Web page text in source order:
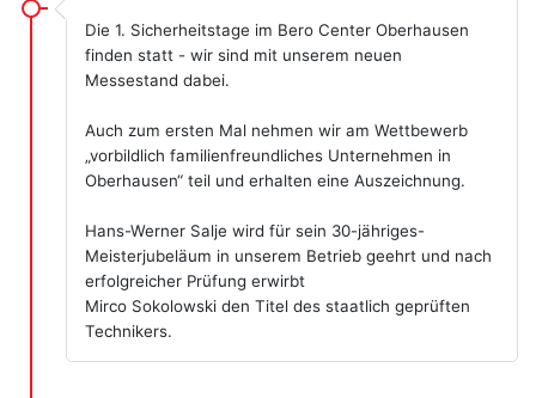
Die 1. Sicherheitstage im Bero Center Oberhausen
finden statt - wir sind mit unserem neuen
Messestand dabei.
Auch zum ersten Mal nehmen wir am Wettbewerb
„vorbildlich familienfreundliches Unternehmen in
Oberhausen“ teil und erhalten eine Auszeichnung.
Hans-Werner Salje wird für sein 30-jähriges-
Meisterjubeläum in unserem Betrieb geehrt und nach
erfolgreicher Prüfung erwirbt
Mirco Sokolowski den Titel des staatlich geprüften
Technikers.